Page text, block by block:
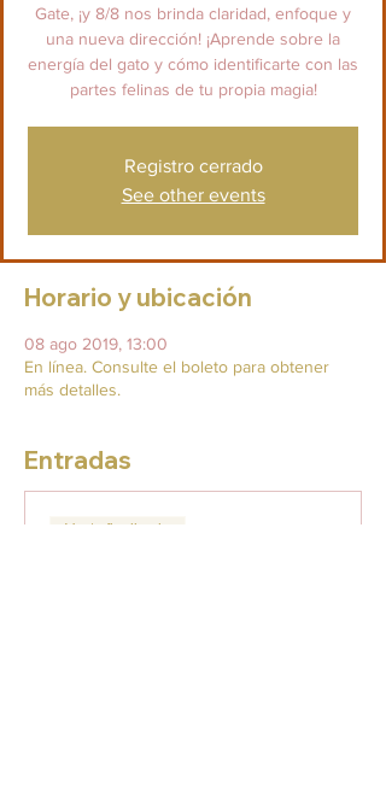
Gate, ¡y 8/8 nos brinda claridad, enfoque y
una nueva dirección! ¡Aprende sobre la
energía del gato y cómo identificarte con las
partes felinas de tu propia magia!
Registro cerrado
See other events
Horario y ubicación
08 ago 2019, 13:00
En línea. Consulte el boleto para obtener
más detalles.
Entradas
Venta finalizada